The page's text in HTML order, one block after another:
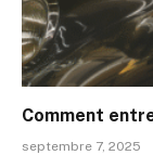
Comment
septembre 7, 2025